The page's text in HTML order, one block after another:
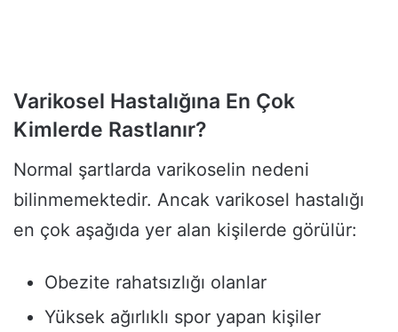
Varikosel Hastalığına En Çok
Kimlerde Rastlanır?
Normal şartlarda varikoselin nedeni
bilinmemektedir. Ancak varikosel hastalığı
en çok aşağıda yer alan kişilerde görülür:
Obezite rahatsızlığı olanlar
Yüksek ağırlıklı spor yapan kişiler